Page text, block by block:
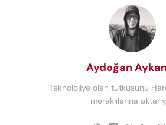
Aydoğan
Teknolojiye olan tutkusunu
meraklılarına